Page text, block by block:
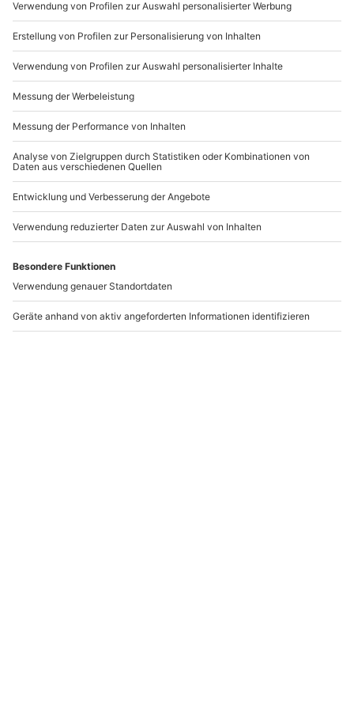
Mo-Fr: 9-17 Uhr
b2b@mydays.de
www.b2b.mydays.de/
Andere Produkte entdecken
Kinder-Fotoshooting
Familien-Fotoshooting